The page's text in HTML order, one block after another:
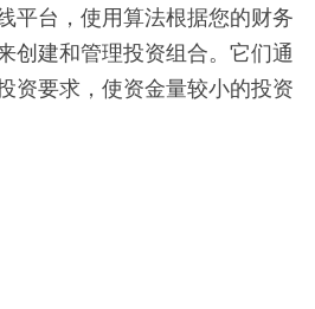
平台，使用算法根据您的财务
创建和管理投资组合。它们通
资要求，使资金量较小的投资